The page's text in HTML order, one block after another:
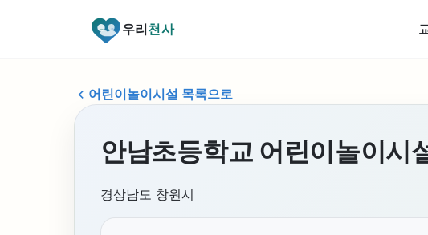
우리천사
어린이놀이시설 목록으로
안남초등학교 어린이놀이시
경상남도 창원시